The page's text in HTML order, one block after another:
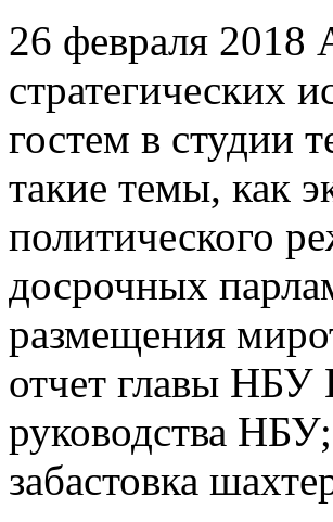
26 февраля 2018
стратегических
гостем в студии
такие темы, как
политического
досрочных
размещения
отчет главы НБУ
руководства
забастовка